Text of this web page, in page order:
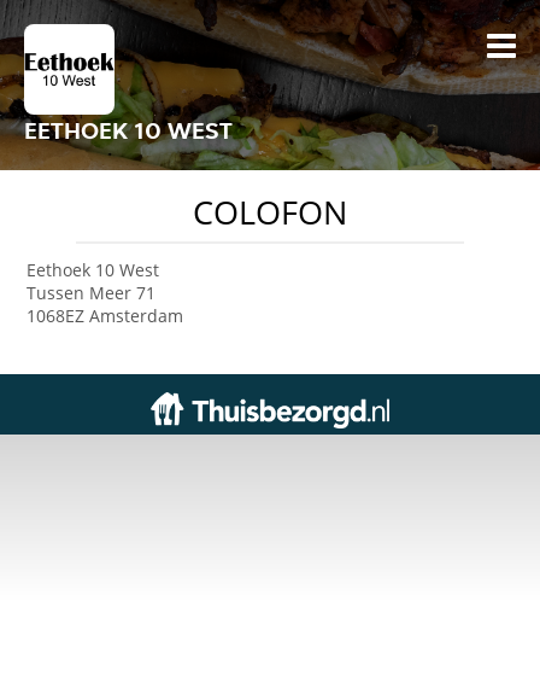
EETHOEK 10 WEST
COLOFON
Eethoek 10 West
Tussen Meer 71
1068EZ Amsterdam